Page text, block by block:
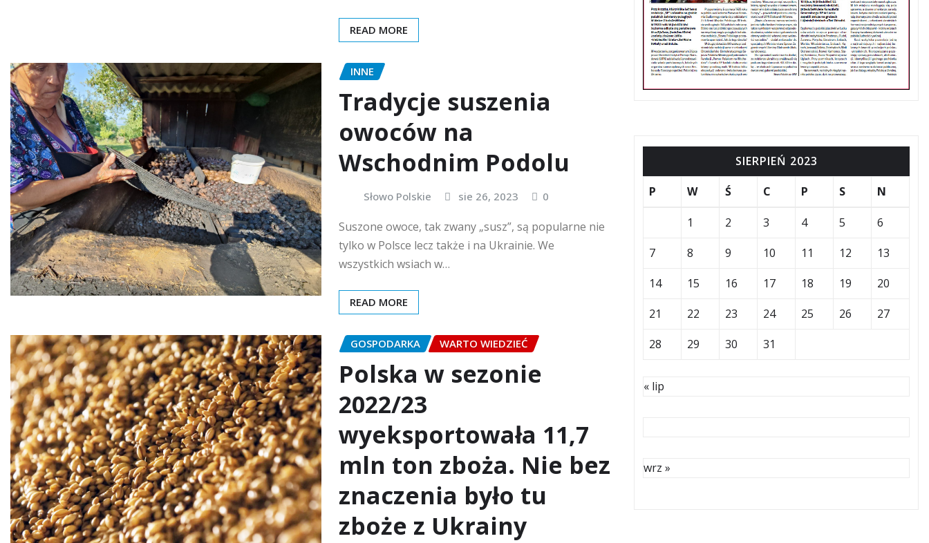
READ MORE
INNE
Tradycje suszenia
owoców na
Wschodnim Podolu
Słowo Polskie sie 26, 2023 0
Suszone owoce, tak zwany „susz”, są popularne nie
tylko w Polsce lecz także i na Ukrainie. We
wszystkich wsiach w…
READ MORE
GOSPODARKA WARTO WIEDZIEĆ
Polska w sezonie
2022/23
wyeksportowała 11,7
mln ton zboża. Nie bez
znaczenia było tu
zboże z Ukrainy
SIERPIEŃ 2023
P
W Ś C P S N
1 2 3 4 5
6
7
8 9 10 11 12
13
14
15 16 17 18 19
20
21
22 23 24 25 26
27
28
29 30 31
« lip
wrz »